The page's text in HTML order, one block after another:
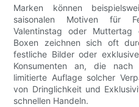
Marken können
saisonalen Motiven für
Valentinstag oder Muttertag
Boxen zeichnen sich oft
festliche Bilder oder
Konsumenten an, die nach
limitierte Auflage solcher
von Dringlichkeit und
schnellen Handeln.